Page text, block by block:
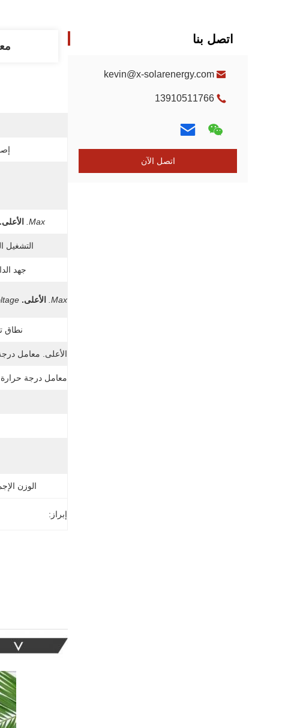
اتصل بنا
kevin@x-solarenergy.com
13910511766
اتصل الآن
Max. الأعلى.
التشغيل
جهد
Max. الأعلى.
نطاق
الأعلى. معامل
معامل درجة حرارة
الوزن
إبراز: